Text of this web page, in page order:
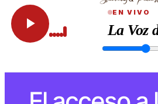
EN VIVO
La Voz